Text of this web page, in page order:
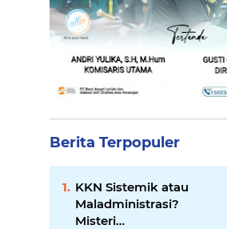
Berita Terpopuler
KKN Sistemik atau
Maladministrasi?
Misteri